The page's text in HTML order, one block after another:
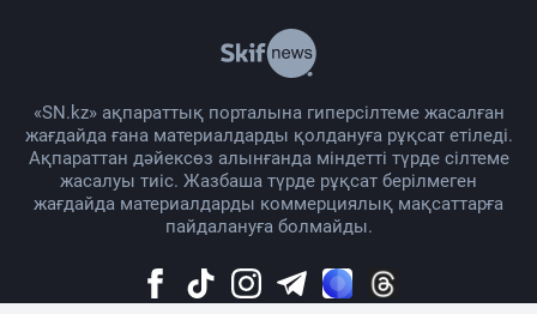
«SN.kz» ақпараттық порталына гиперсілтеме жасалған
жағдайда ғана материалдарды қолдануға рұқсат етіледі.
Ақпараттан дәйексөз алынғанда міндетті түрде сілтеме
жасалуы тиіс. Жазбаша түрде рұқсат берілмеген
жағдайда материалдарды коммерциялық мақсаттарға
пайдалануға болмайды.